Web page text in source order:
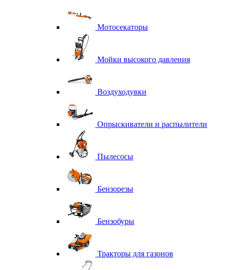
Мотосекаторы
Мойки высокого давления
Воздуходувки
Опрыскиватели и распылители
Пылесосы
Бензорезы
Бензобуры
Тракторы для газонов